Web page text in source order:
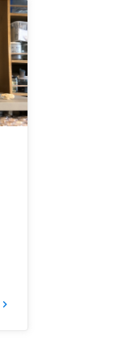
keyboard_arrow_right